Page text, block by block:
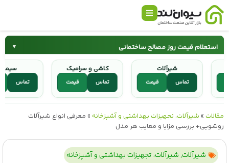
استعلام قیمت روز مصالح ساختمانی ▼
سیمان میلگرد
کاشی و سرامیک شیرآلات
کاشی و سرامیک
تماس
شیرآلات
تماس
مقالات » شیرآلات، تجهیزات بهداشتی و آشپزخانه » معرفی انواع شیرآلات
روشویی+ بررسی مزایا و معایب هر مدل
شیرآلات,شیرآلات، تجهیزات بهداشتی و آشپزخانه